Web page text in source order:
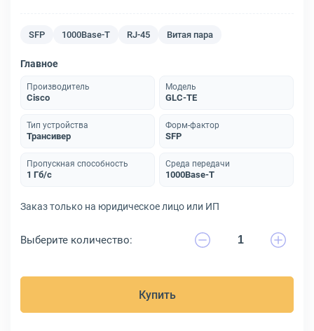
SFP 1000Base-T RJ-45 Витая пара
Главное
Производитель
Cisco
Модель
GLC-TE
Тип устройства
Трансивер
Форм-фактор
SFP
Пропускная способность
1 Гб/с
Среда передачи
1000Base-T
Заказ только на юридическое лицо или ИП
Выберите количество:
Купить